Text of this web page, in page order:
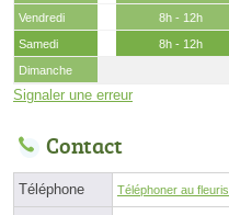
Vendredi
8h - 12h
Samedi
8h - 12h
Dimanche
Signaler une erreur
Contact
Téléphone Téléphoner au